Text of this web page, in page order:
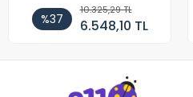
%37
10.325,29 TL
6.548,10 TL